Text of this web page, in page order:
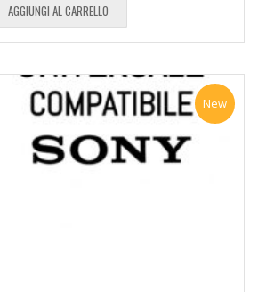
AGGIUNGI AL CARRELLO
New